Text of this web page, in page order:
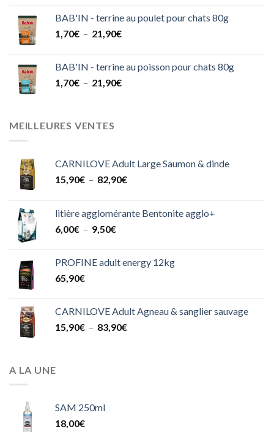
BAB'IN - terrine au poulet pour chats 80g
1,70€ – 21,90€Plage
1,70€
à
BAB'IN - terrine au poisson pour chats 80g
1,70€ – 21,90€Plage
MEILLEURES VENTES
CARNILOVE Adult Large Saumon & dinde
15,90€ – 82,90€Plage
15,90€
litière agglomérante Bentonite agglo+
6,00€ – 9,50€Plage
6,00€
PROFINE adult energy 12kg
65,90€
CARNILOVE Adult Agneau & sanglier sauvage
15,90€ – 83,90€Plage
A LA UNE
SAM 250ml
18,00€